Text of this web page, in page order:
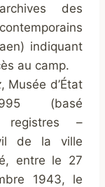
des
indiquant
au camp.
, Musée d’État
(basé
registres –
de la ville
entre le 27
1943, le